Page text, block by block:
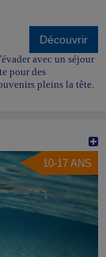
Découvrir
avec un séjour
pour des
pleins la tête.
10-17 ANS